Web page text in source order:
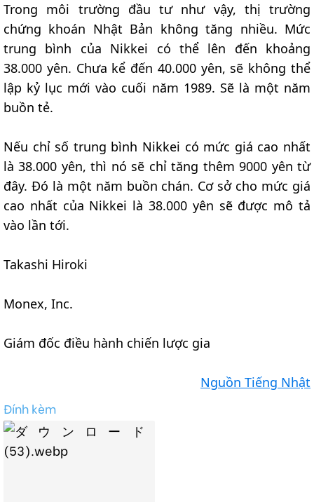
Trong môi trường đầu tư như vậy, thị trường
chứng khoán Nhật Bản không tăng nhiều. Mức
trung bình của Nikkei có thể lên đến khoảng
38.000 yên. Chưa kể đến 40.000 yên, sẽ không thể
lập kỷ lục mới vào cuối năm 1989. Sẽ là một năm
buồn tẻ.
Nếu chỉ số trung bình Nikkei có mức giá cao nhất
là 38.000 yên, thì nó sẽ chỉ tăng thêm 9000 yên từ
đây. Đó là một năm buồn chán. Cơ sở cho mức giá
cao nhất của Nikkei là 38.000 yên sẽ được mô tả
vào lần tới.
Takashi Hiroki
Monex, Inc.
Giám đốc điều hành chiến lược gia
Nguồn Tiếng Nhật
Đính kèm